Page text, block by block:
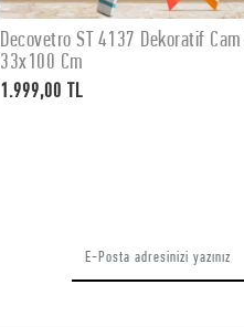
SEPETE EKLE
Decovetro ST 4137 Dekoratif Cam
33x100 Cm
1.999,00 TL